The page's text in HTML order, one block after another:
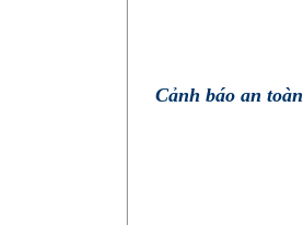
Cảnh báo an toàn